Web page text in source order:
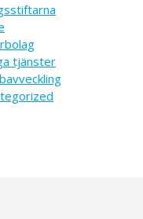
tjänster